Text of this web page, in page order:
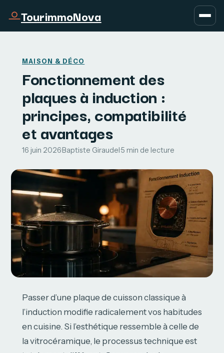
TourimmoNova
MAISON & DÉCO
Fonctionnement des
plaques à induction :
principes, compatibilité
et avantages
16 juin 2026·Baptiste Giraudel·5 min de lecture
Passer d’une plaque de cuisson classique à
l’induction modifie radicalement vos habitudes
en cuisine. Si l’esthétique ressemble à celle de
la vitrocéramique, le processus technique est